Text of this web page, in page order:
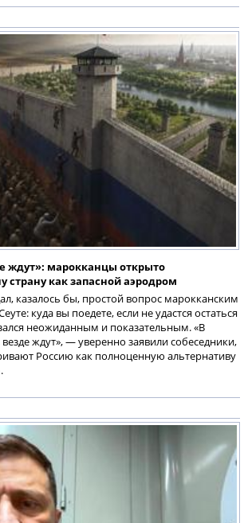
ждут»: марокканцы открыто
страну как запасной аэродром
казалось бы, простой вопрос марокканским
куда вы поедете, если не удастся остаться
неожиданным и показательным. «В
ждут», — уверенно заявили собеседники,
Россию как полноценную альтернативу